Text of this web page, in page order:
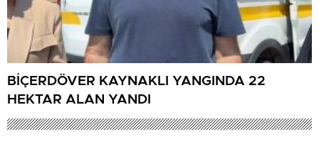
BİÇERDÖVER KAYNAKLI YANGINDA 22
HEKTAR ALAN YANDI